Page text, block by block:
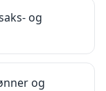
og
og